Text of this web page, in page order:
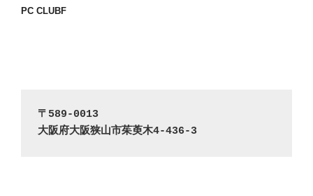
PC CLUBF
〒589-0013
大阪府大阪狭山市茱萸木4-436-3